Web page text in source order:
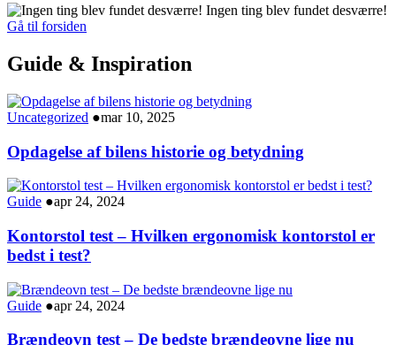
Ingen ting blev fundet desværre!
Gå til forsiden
Guide & Inspiration
Uncategorized ●mar 10, 2025
Opdagelse af bilens historie og betydning
Guide ●apr 24, 2024
Kontorstol test – Hvilken ergonomisk kontorstol er
bedst i test?
Guide ●apr 24, 2024
Brændeovn test – De bedste brændeovne lige nu